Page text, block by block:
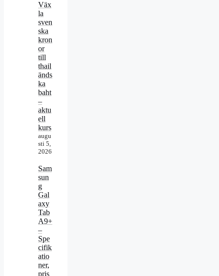
Väx
la
sven
ska
kron
or
till
thail
änds
ka
baht
–
aktu
ell
kurs
augu
sti 5,
2026
Sam
sun
g
Gal
axy
Tab
A9+
–
Spe
cifik
atio
ner,
pris